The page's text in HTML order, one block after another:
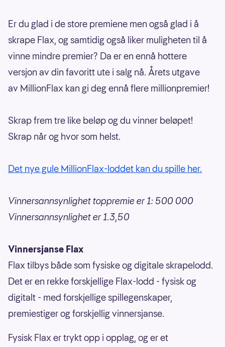
Er du glad i de store premiene men også glad i å
skrape Flax, og samtidig også liker muligheten til å
vinne mindre premier? Da er en ennå hottere
versjon av din favoritt ute i salg nå. Årets utgave
av MillionFlax kan gi deg ennå flere millionpremier!
Skrap frem tre like beløp og du vinner beløpet!
Skrap når og hvor som helst.
Det nye gule MillionFlax-loddet kan du spille her.
Vinnersannsynlighet toppremie er 1: 500 000
Vinnersannsynlighet er 1.3,50
Vinnersjanse Flax
Flax tilbys både som fysiske og digitale skrapelodd.
Det er en rekke forskjellige Flax-lodd - fysisk og
digitalt - med forskjellige spillegenskaper,
premiestiger og forskjellig vinnersjanse.
Fysisk Flax er trykt opp i opplag, og er et